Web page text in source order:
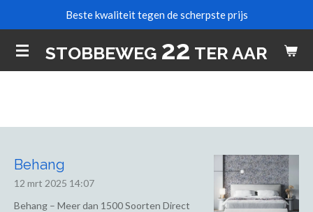
naar
de
STOBBEWEG 22 TER AAR
Beste kwaliteit tegen de scherpste prijs
Behang
12 mrt 2025 14:07
Behang – Meer dan 1500 Soorten Direct